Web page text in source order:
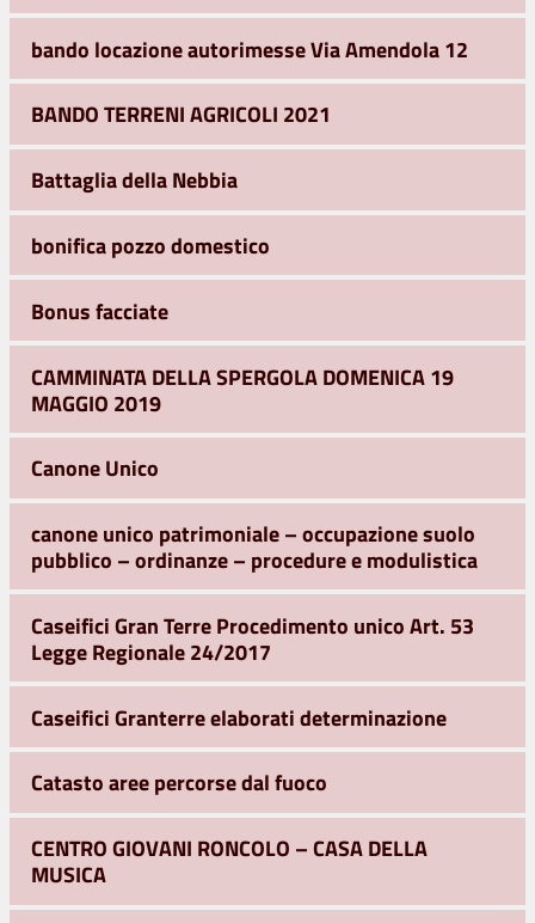
bando locazione autorimesse Via Amendola 12
BANDO TERRENI AGRICOLI 2021
Battaglia della Nebbia
bonifica pozzo domestico
Bonus facciate
CAMMINATA DELLA SPERGOLA DOMENICA 19
MAGGIO 2019
Canone Unico
canone unico patrimoniale – occupazione suolo
pubblico – ordinanze – procedure e modulistica
Caseifici Gran Terre Procedimento unico Art. 53
Legge Regionale 24/2017
Caseifici Granterre elaborati determinazione
Catasto aree percorse dal fuoco
CENTRO GIOVANI RONCOLO – CASA DELLA
MUSICA